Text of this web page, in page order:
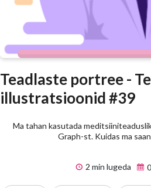
Teadlaste portree -
illustratsioonid #39
Ma tahan kasutada
Graph-st. Kuidas ma
2 min lugeda